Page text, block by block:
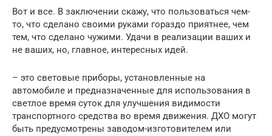
Вот и все. В заключении скажу, что пользоваться чем-
то, что сделано своими руками гораздо приятнее, чем
тем, что сделано чужими. Удачи в реализации ваших и
не ваших, но, главное, интересных идей.
– это световые приборы, установленные на
автомобиле и предназначенные для использования в
светлое время суток для улучшения видимости
транспортного средства во время движения. ДХО могут
быть предусмотрены заводом-изготовителем или